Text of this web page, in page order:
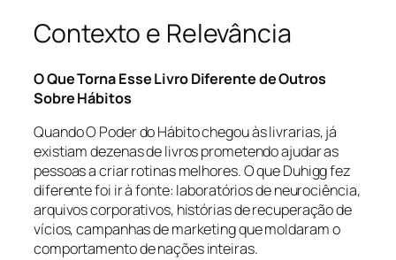
Contexto e Relevância
O Que Torna Esse Livro Diferente de Outros
Sobre Hábitos
Quando O Poder do Hábito chegou às livrarias, já
existiam dezenas de livros prometendo ajudar as
pessoas a criar rotinas melhores. O que Duhigg fez
diferente foi ir à fonte: laboratórios de neurociência,
arquivos corporativos, histórias de recuperação de
vícios, campanhas de marketing que moldaram o
comportamento de nações inteiras.